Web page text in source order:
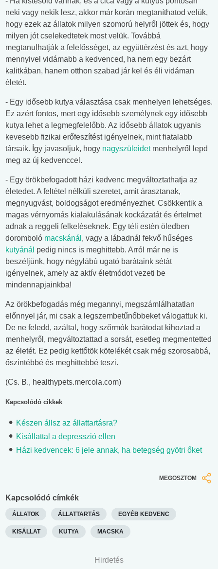
neki vagy nekik lesz, akkor már korán megtaníthatod velük,
hogy ezek az állatok milyen szomorú helyről jöttek és, hogy
milyen jót cselekedtetek most velük. Továbbá
megtanulhatják a felelősséget, az együttérzést és azt, hogy
mennyivel vidámabb a kedvenced, ha nem egy bezárt
kalitkában, hanem otthon szabad jár kel és éli vidáman
életét.
- Egy idősebb kutya választása csak menhelyen lehetséges.
Ez azért fontos, mert egy idősebb személynek egy idősebb
kutya lehet a legmegfelelőbb. Az idősebb állatok ugyanis
kevesebb fizikai erőfeszítést igényelnek, mint fiatalabb
társaik. Így javasoljuk, hogy nagyszüleidetmenhelyről lepd
meg az új kedvenccel.
- Egy örökbefogadott házi kedvenc megváltoztathatja az
életedet. A feltétel nélküli szeretet, amit árasztanak,
megnyugvást, boldogságot eredményezhet. Csökkentik a
magas vérnyomás kialakulásának kockázatát és értelmet
adnak a reggeli felkeléseknek. Egy téli estén öledben
doromboló macskánál , vagy a lábadnál fekvő hűséges
kutyánál pedig nincs is meghittebb. Arról már ne is
beszéljünk, hogy négylábú ugató barátaink sétát
igényelnek, amely az aktív életmódot vezeti be
mindennapjainkba!
Az örökbefogadás még megannyi, megszámlálhatatlan
előnnyel jár, mi csak a legszembetűnőbbeket válogattuk ki.
De ne feledd, azáltal, hogy szőrmók barátodat kihoztad a
menhelyről, megváltoztattad a sorsát, esetleg megmentetted
az életét. Ez pedig kettőtök kötelékét csak még szorosabbá,
őszintébbé és meghittebbé teszi.
(Cs. B., healthypets.mercola.com)
Kapcsolódó cikkek
Készen állsz az állattartásra?
Kisállattal a depresszió ellen
Házi kedvencek: 6 jele annak, ha betegség gyötri őket
MEGOSZTOM
Kapcsolódó címkék
ÁLLATOK ÁLLATTARTÁS EGYÉB KEDVENC
KISÁLLAT KUTYA MACSKA
Hirdetés